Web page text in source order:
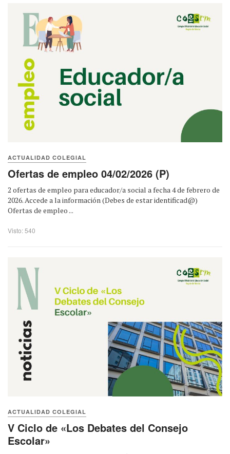
ACTUALIDAD COLEGIAL
Ofertas de empleo 04/02/2026 (P)
2 ofertas de empleo para educador/a social a fecha 4 de febrero de
2026. Accede a la información (Debes de estar identificad@)
Ofertas de empleo ...
Visto: 540
ACTUALIDAD COLEGIAL
V Ciclo de «Los Debates del Consejo
Escolar»